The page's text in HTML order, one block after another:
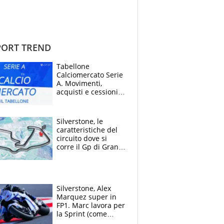
TREND
Tabellone
Calciomercato Serie
A. Movimenti,
acquisti e cessioni:
Silverstone, le
caratteristiche del
circuito dove si
corre il Gp di Gran
Silverstone, Alex
Marquez super in
FP1. Marc lavora per
la Sprint (come